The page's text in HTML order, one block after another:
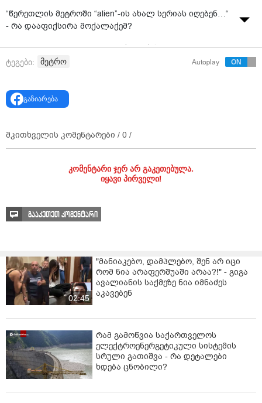
“წერეთლის მეტროში “alien”-ის ახალ სერიას იღებენ…“
- რა დააფიქსირა მოქალაქემ?
ვიდეო ვრცელდება ჯგუფში “ქალაქის პრობლემები“.
ტეგები: მეტრო Autoplay
გაზიარება
მკითხველის კომენტარები / 0 /
კომენტარი ჯერ არ გაკეთებულა.
იყავი პირველი!
გააკეთეთ კომენტარი
02:45
"მანიაკებო, დამპლებო, შენ არ იცი
რომ ნია არაფერშუაში არაა?!" - გიგა
ავალიანის საქმეზე ნია იმნაძეს
აკავებენ
რამ გამოწვია საქართველოს
ელექტროენერგეტიკული სისტემის
სრული გათიშვა - რა დეტალები
ხდება ცნობილი?